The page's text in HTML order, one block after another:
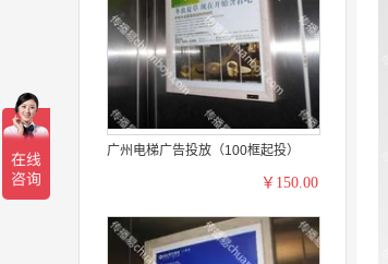
广州电梯广告投放（100框起投）
￥150.00